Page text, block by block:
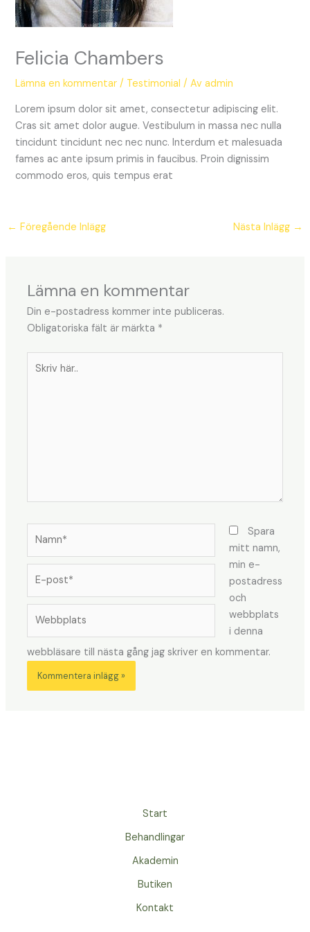
Felicia Chambers
Lämna en kommentar / Testimonial / Avadmin
Lorem ipsum dolor sit amet, consectetur adipiscing elit.
Cras sit amet dolor augue. Vestibulum in massa nec nulla
tincidunt tincidunt nec nec nunc. Interdum et malesuada
fames ac ante ipsum primis in faucibus. Proin dignissim
commodo eros, quis tempus erat
← Föregående Inlägg Nästa Inlägg →
Lämna en kommentar
Din e-postadress kommer inte publiceras.
Obligatoriska fält är märkta *
här..
post*
Spara
mitt namn,
min e-
postadress
och
webbplats
i denna
webbläsare till nästa gång jag skriver en kommentar.
Start
Behandlingar
Akademin
Butiken
Kontakt